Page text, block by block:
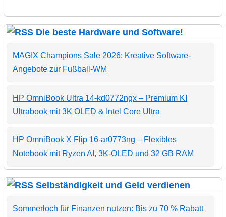
Die beste Hardware und Software!
MAGIX Champions Sale 2026: Kreative Software-
Angebote zur Fußball-WM
HP OmniBook Ultra 14-kd0772ngx – Premium KI
Ultrabook mit 3K OLED & Intel Core Ultra
HP OmniBook X Flip 16-ar0773ng – Flexibles
Notebook mit Ryzen AI, 3K-OLED und 32 GB RAM
Selbständigkeit und Geld verdienen
Sommerloch für Finanzen nutzen: Bis zu 70 % Rabatt